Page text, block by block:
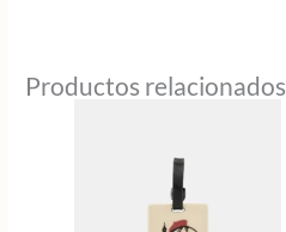
Productos relacionados